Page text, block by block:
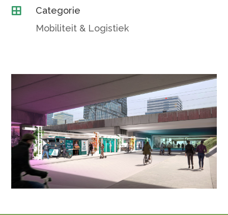

Categorie
Mobiliteit & Logistiek